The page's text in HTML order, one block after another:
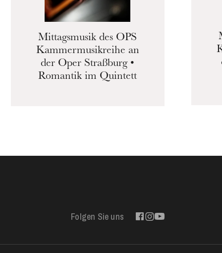
Mittagsmusik des OPS
Kammermusikreihe an
der Oper Straßburg •
Romantik im Quintett
Folgen Sie uns